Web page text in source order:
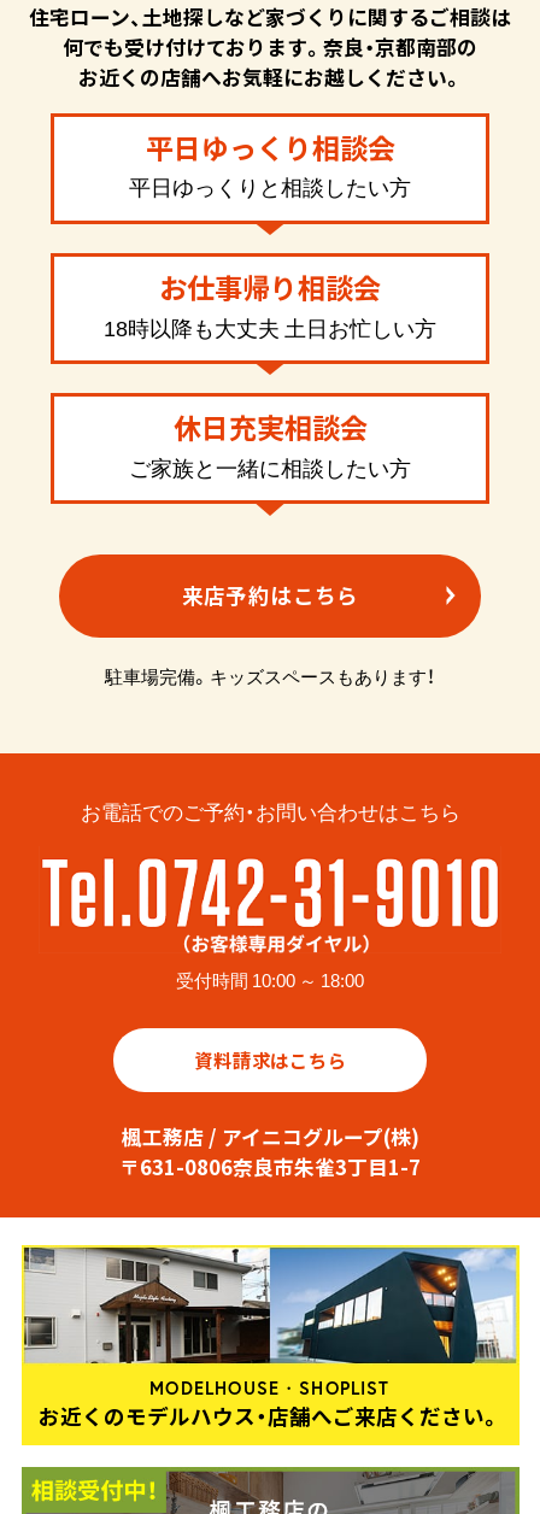
住宅ローン、土地探しなど家づくりに関するご相談は
何でも受け付けております。奈良・京都南部の
お近くの店舗へお気軽にお越しください。
平日ゆっくり相談会
平日ゆっくりと相談したい方
お仕事帰り相談会
18時以降も大丈夫 土日お忙しい方
休日充実相談会
ご家族と一緒に相談したい方
来店予約はこちら
駐車場完備。キッズスペースもあります！
お電話でのご予約・お問い合わせはこちら
受付時間 10:00 ～ 18:00
資料請求はこちら
楓工務店 / アイニコグループ(株)
〒631-0806奈良市朱雀3丁目1-7
MODELHOUSE・SHOPLIST
お近くのモデルハウス・店舗へご来店ください。